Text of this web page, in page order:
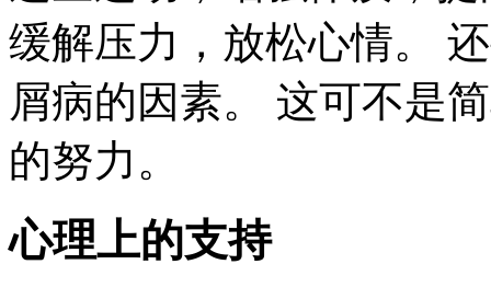
缓解压力，放松心情。
屑病的因素。 这可不是
的努力。
心理上的支持